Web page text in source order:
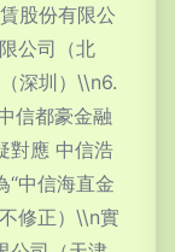
股份有限公
公司（北
深圳）\\n6.
信都豪金融
對應 中信浩
“中信海直金
修正）\\n實